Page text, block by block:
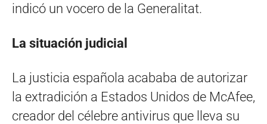
indicó un vocero de la Generalitat.
La situación judicial
La justicia española acababa de autorizar
la extradición a Estados Unidos de McAfee,
creador del célebre antivirus que lleva su